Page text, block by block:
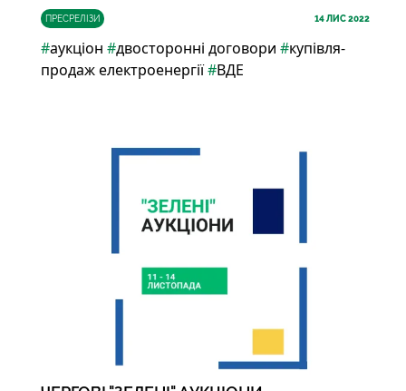
ПРЕСРЕЛІЗИ 14ЛИС 2022
#аукціон #двосторонні договори #купівля-
продаж електроенергії#ВДЕ